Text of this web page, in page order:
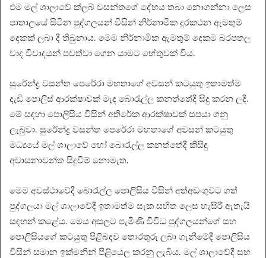
එම මල් ශාලාවේ ක්ලබ් වසන්තගේ දේහය තබා නොගන්නා ලෙස
පාතාලයේ සිටින පුද්ගලයන් විසින් නිර්නාමික දුරකථන ඇමතුම්
දෙකක් ලබා දී තිබුනාය. මෙම නිර්නාමික ඇමතුම් දෙකම බරපතල
වාද විවාදයන් පවත්වා ගෙන යාමට හේතුවක් විය.
සුරේන්ද්‍ර වසන්ත පෙරේරා මහතාගේ අවසන් කටයුතු ඉතාමත්ම
දැඩි පොලිස් ආරක්ෂාවක් මැද බොරැල්ල කනත්තේදී සිදු කරන ලදී.
මේ සඳහා පොලිසිය විසින් අතිරේක ආරක්ෂාවක් සපයා ගනු
ලැබුවා. සුරේන්ද්‍ර වසන්ත පෙරේරා මහතාගේ අවසන් කටයුතු
මධ්‍යයේ මල් ශාලාවේ හෝ බොරැල්ල කනත්තේදී කිසිඳු
අවාසනාවන්ත සිදුවීම් නොමැත.
මෙම අවස්ථාවේදී බොරැල්ල පොලිසිය විසින් අත්අඩංගුවට ගත්
පුද්ගලයා මල් ශාලාවේදී ඉතාමත්ම සැක සහිත ලෙස හැසිරී ඇතැයි
සඳහන් කළේය. මෙය අසලට පැමිණි විවිධ පුද්ගලයන්ගේ සහ
පොලිසියගේ කටයුතු පිළිබඳව තොරතුරු ලබා ගැනීමේදී පොලිසිය
විසින් සමාන ඉක්මනින් පිළියෙල කරනු ලැබිය. මල් ශාලාවේදී සහ